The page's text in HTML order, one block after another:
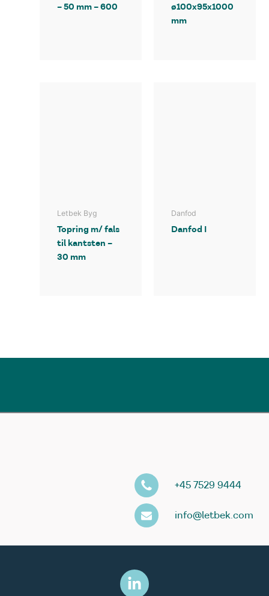
– 50 mm – 600
ø100x95x1000
mm
Letbek Byg
Topring m/ fals
til kantsten –
30 mm
Danfod
Danfod I
+45 7529 9444
info@letbek.com